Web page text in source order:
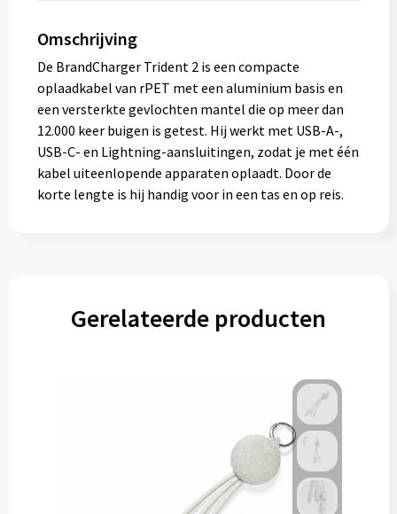
Omschrijving
De BrandCharger Trident 2 is een compacte
oplaadkabel van rPET met een aluminium basis en
een versterkte gevlochten mantel die op meer dan
12.000 keer buigen is getest. Hij werkt met USB-A-,
USB-C- en Lightning-aansluitingen, zodat je met één
kabel uiteenlopende apparaten oplaadt. Door de
korte lengte is hij handig voor in een tas en op reis.
Gerelateerde producten